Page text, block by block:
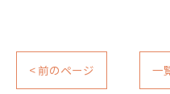
< 前のページ 一